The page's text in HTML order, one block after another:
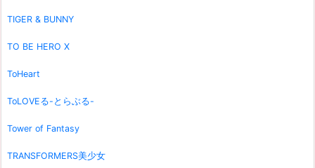
TIGER & BUNNY
TO BE HERO X
ToHeart
ToLOVEる-とらぶる-
Tower of Fantasy
TRANSFORMERS美少女